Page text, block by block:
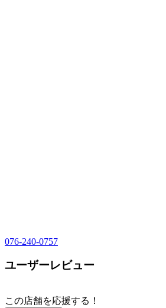
076-240-0757
ユーザーレビュー
この店舗を応援する！